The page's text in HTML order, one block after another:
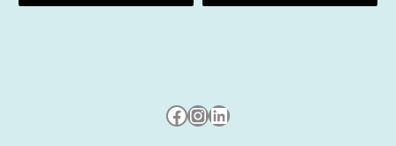
Besuche uns auf Facebook
Besuche uns auf Instagram
LinkedIn